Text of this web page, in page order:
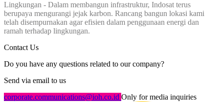
Lingkungan - Dalam membangun infrastruktur, Indosat terus
berupaya mengurangi jejak karbon. Rancang bangun lokasi kami
telah disempurnakan agar efisien dalam penggunaan energi dan
ramah terhadap lingkungan.
Contact Us
Do you have any questions related to our company?
Send via email to us
corporate.communications@ioh.co.id Only for media inquiries